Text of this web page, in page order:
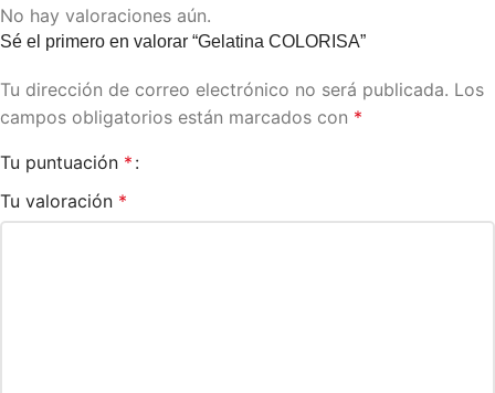
No hay valoraciones aún.
Sé el primero en valorar “Gelatina COLORISA”
Tu dirección de correo electrónico no será publicada. Los
campos obligatorios están marcados con *
Tu puntuación *
Tu valoración *